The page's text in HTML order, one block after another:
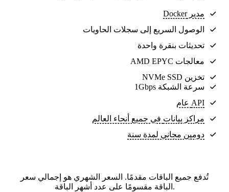
مدير Docker
الوصول السريع إلى سجلات الحاويات
تحديثات بنقرة واحدة
معالجات AMD EPYC
تخزين NVMe SSD
سرعة الشبكة 1Gbps
API عام
مراكز بيانات في جميع أنحاء العالم
دومين مجاني لمدة سنة
تُدفع جميع الباقات مقدمًا. السعر الشهري هو إجمالي سعر
الباقة مقسومًا على عدد أشهر الباقة.